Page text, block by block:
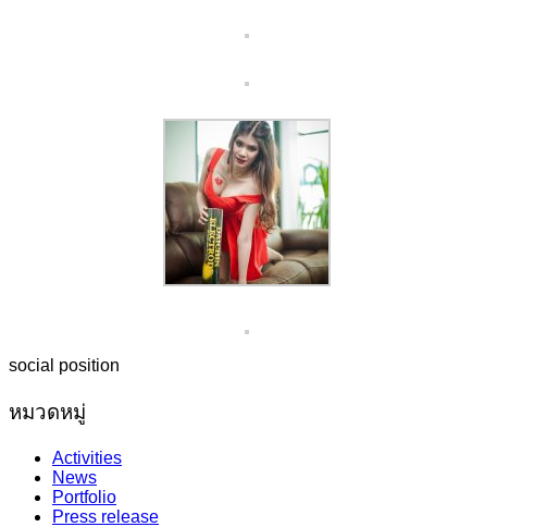
social position
หมวดหมู่
Activities
News
Portfolio
Press release